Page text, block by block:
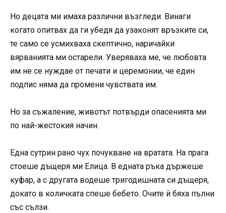
Но децата ми имаха различни възгледи. Винаги
когато опитвах да ги убедя да узаконят връзките си,
те само се усмихваха скептично, наричайки
вярванията ми остарели. Уверяваха ме, че любовта
им не се нуждае от печати и церемонии, че един
подпис няма да промени чувствата им.
Но за съжаление, животът потвърди опасенията ми
по най-жестокия начин.
Една сутрин рано чух почукване на вратата. На прага
стоеше дъщеря ми Елица. В едната ръка държеше
куфар, а с другата водеше тригодишната си дъщеря,
докато в количката спеше бебето. Очите ѝ бяха пълни
със сълзи.